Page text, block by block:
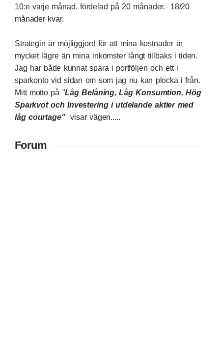
10:e varje månad, fördelad på 20 månader. 18/20
månader kvar.
Strategin är möjliggjord för att mina kostnader är
mycket lägre än mina inkomster långt tillbaks i tiden.
Jag har både kunnat spara i portföljen och ett i
sparkonto vid sidan om som jag nu kan plocka i från.
Mitt motto på "Låg Belåning, Låg Konsumtion, Hög
Sparkvot och Investering i utdelande aktier med
låg courtage" visar vägen.....
Forum